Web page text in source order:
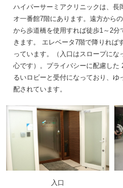
ハイパーサーミアクリニックは、長
オ一番館7階にあります。遠方から
から歩道橋を使用すれば徒歩1～2
きます。 エレベータ7階で降りれば
っています。（入口はスロープに
心です）。プライバシーに配慮した
るいロビーと受付になっており、
配されています。
入口